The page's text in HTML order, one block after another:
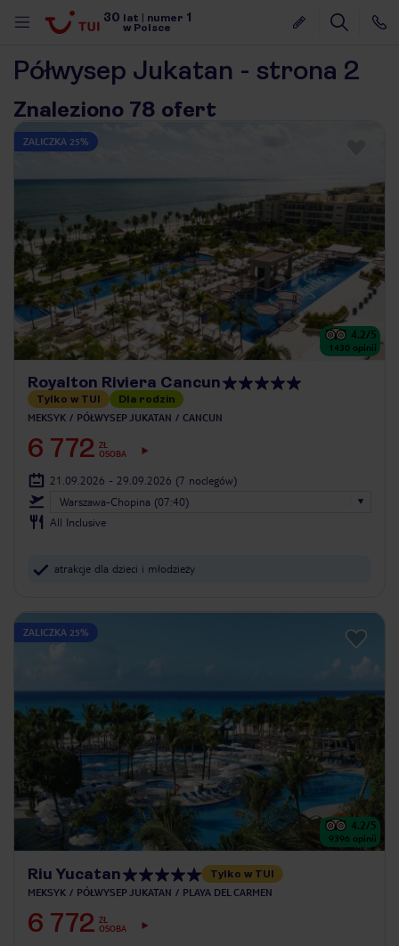
30 lat numer 1
w Polsce
Półwysep Jukatan - strona 2
Znaleziono 78 ofert
ZALICZKA 25%
4.2/5
1430 opinii
Royalton Riviera Cancun
Tylko w TUI Dla rodzin
MEKSYK PÓŁWYSEP JUKATAN CANCUN
6 772 ZŁ
OSOBA
21.09.2026 - 29.09.2026 (7 noclegów)
Warszawa-Chopina (07:40)
All Inclusive
atrakcje dla dzieci i młodzieży
ZALICZKA 25%
4.2/5
9396 opinii
Riu Yucatan Tylko w TUI
MEKSYK PÓŁWYSEP JUKATAN PLAYA DEL CARMEN
6 772 ZŁ
OSOBA